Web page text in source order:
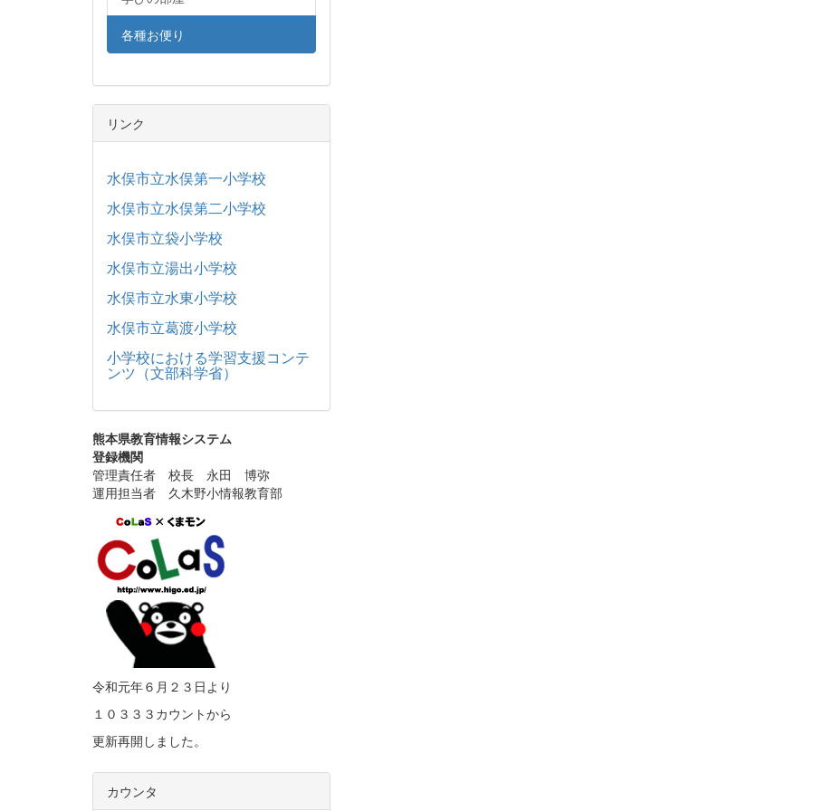
各種お便り
リンク
水俣市立水俣第一小学校
水俣市立水俣第二小学校
水俣市立袋小学校
水俣市立湯出小学校
水俣市立水東小学校
水俣市立葛渡小学校
小学校における学習支援コンテ
ンツ（文部科学省）
熊本県教育情報システム
登録機関
管理責任者 校長 永田 博弥
運用担当者 久木野小情報教育部
令和元年６月２３日より
１０３３３カウントから
更新再開しました。
カウンタ